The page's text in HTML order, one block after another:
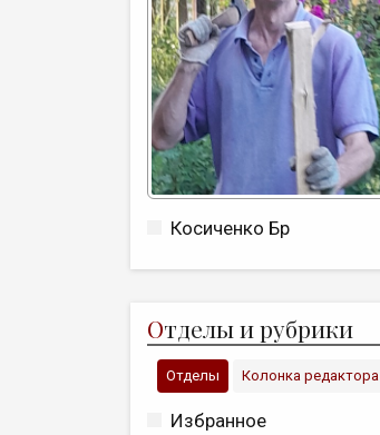
Косиченко Бр
Отделы и рубрики
Отделы Колонка редактора
Избранное